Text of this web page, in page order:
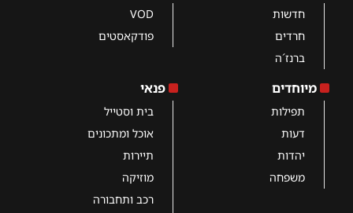
חדשות
חרדים
ברנז´ה
VOD
פודקאסטים
מיוחדים
תפילות
דעות
יהדות
משפחה
פנאי
בית וסטייל
אוכל ומתכונים
תיירות
מוזיקה
רכב ותחבורה